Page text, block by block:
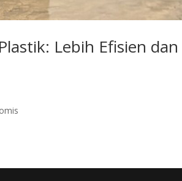
Lebih Efisien dan